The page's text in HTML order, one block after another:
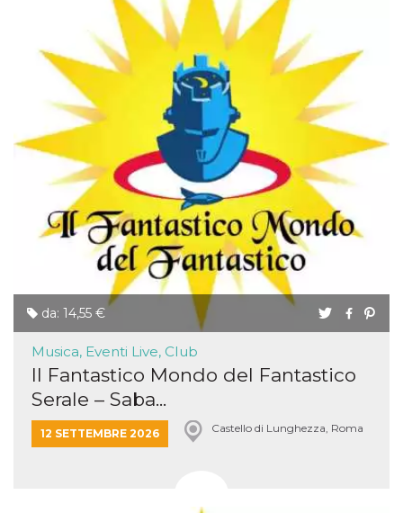
da: 14,55 €
Musica, Eventi Live, Club
Il Fantastico Mondo del Fantastico
Serale – Saba...
12 SETTEMBRE 2026 Castello di Lunghezza, Roma